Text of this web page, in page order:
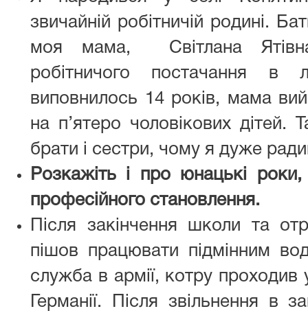
звичайній робітничій родині.
моя мама, Світлана
робітничого постачання в
виповнилось 14 років, мама
на п’ятеро чоловікових дітей.
брати і сестри, чому я дуже
Розкажіть і про юнацькі
професійного становлення.
Після закінчення школи та
пішов працювати підмінним
служба в армії, котру проходив
Германії. Після звільнення в